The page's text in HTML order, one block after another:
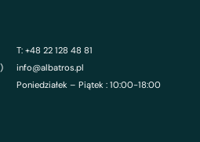
T: +48 22 128 48 81
info@albatros.pl
Poniedziałek – Piątek : 10:00-18:00